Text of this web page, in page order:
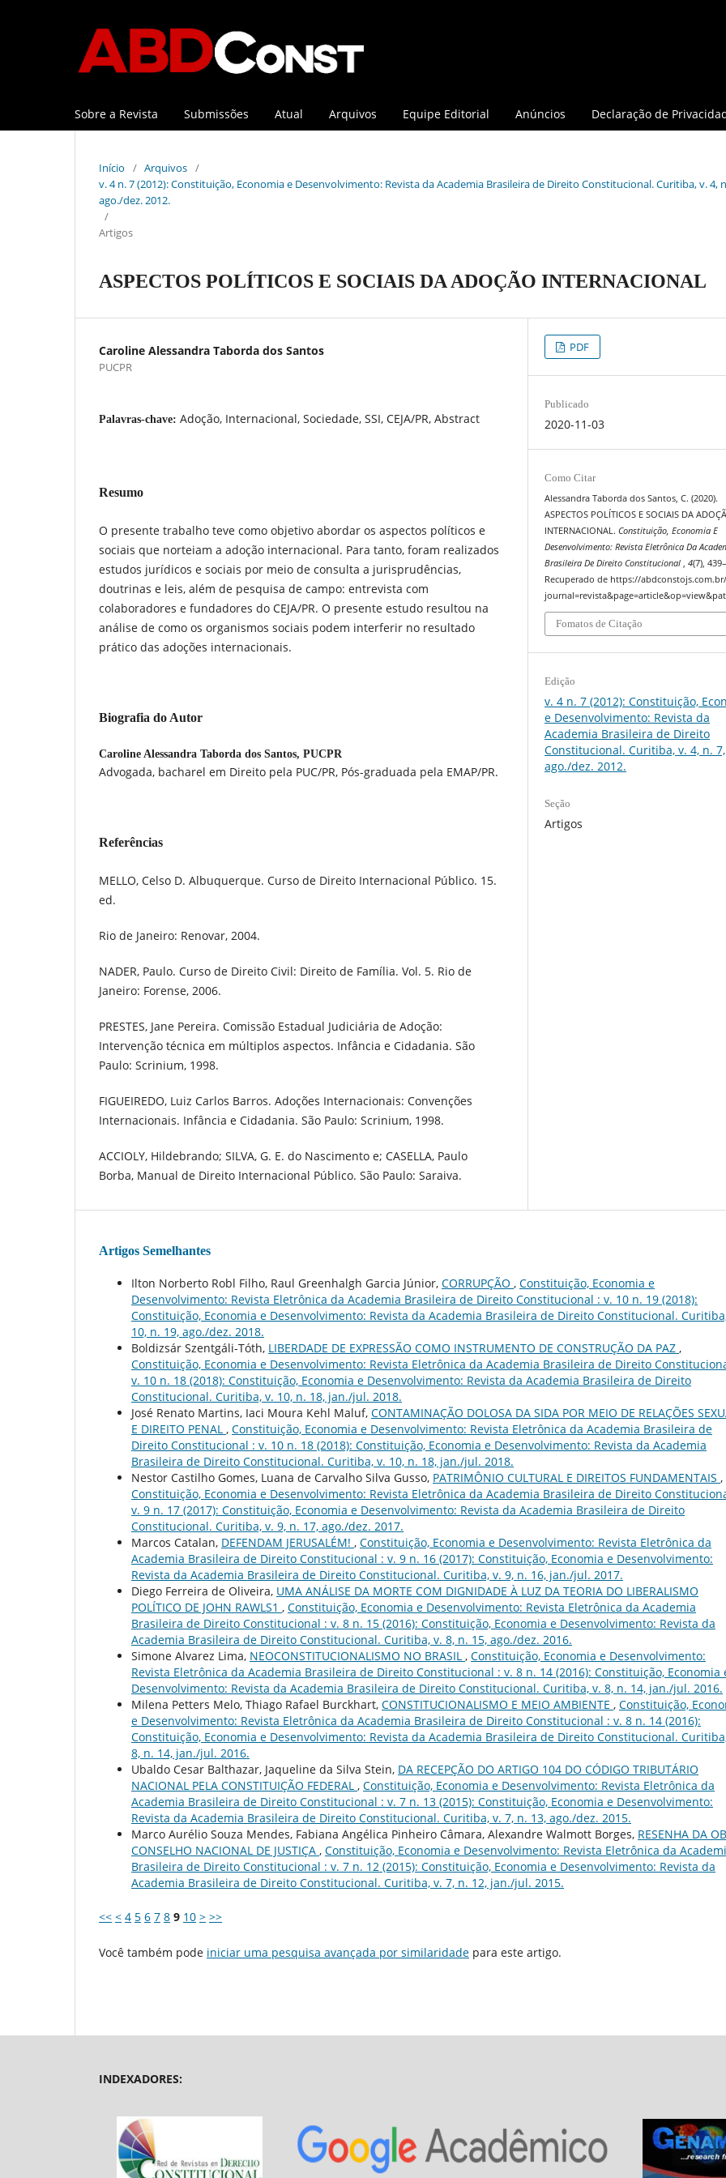
Sobre a Revista Submissões Atual Arquivos Equipe Editorial Anúncios Declaração de
Início / Arquivos /
v. 4 n. 7 (2012): Constituição, Economia e Desenvolvimento: Revista da Academia Brasileira de Direito Constitucional. Curitiba, v. 4,
ago./dez. 2012.
/
Artigos
ASPECTOS POLÍTICOS E SOCIAIS DA ADOÇÃO INTERNACIONAL
Caroline Alessandra Taborda dos Santos
PUCPR
Palavras-chave: Adoção, Internacional, Sociedade, SSI, CEJA/PR, Abstract
Resumo
O presente trabalho teve como objetivo abordar os aspectos políticos e
sociais que norteiam a adoção internacional. Para tanto, foram realizados
estudos jurídicos e sociais por meio de consulta a jurisprudências,
doutrinas e leis, além de pesquisa de campo: entrevista com
colaboradores e fundadores do CEJA/PR. O presente estudo resultou na
análise de como os organismos sociais podem interferir no resultado
prático das adoções internacionais.
Biografia do Autor
Caroline Alessandra Taborda dos Santos, PUCPR
Advogada, bacharel em Direito pela PUC/PR, Pós-graduada pela EMAP/PR.
Referências
MELLO, Celso D. Albuquerque. Curso de Direito Internacional Público. 15.
ed.
Rio de Janeiro: Renovar, 2004.
NADER, Paulo. Curso de Direito Civil: Direito de Família. Vol. 5. Rio de
Janeiro: Forense, 2006.
PRESTES, Jane Pereira. Comissão Estadual Judiciária de Adoção:
Intervenção técnica em múltiplos aspectos. Infância e Cidadania. São
Paulo: Scrinium, 1998.
FIGUEIREDO, Luiz Carlos Barros. Adoções Internacionais: Convenções
Internacionais. Infância e Cidadania. São Paulo: Scrinium, 1998.
ACCIOLY, Hildebrando; SILVA, G. E. do Nascimento e; CASELLA, Paulo
Borba, Manual de Direito Internacional Público. São Paulo: Saraiva.
PDF
Publicado
2020-11-03
Como Citar
Alessandra Taborda dos Santos, C. (2020).
ASPECTOS POLÍTICOS E SOCIAIS DA
INTERNACIONAL.Constituição, Economia E
Desenvolvimento: Revista Eletrônica Da
Brasileira De Direito Constitucional,4(7),
Recuperado de https://
Fomatos de Citação
Edição
v. 4 n. 7 (2012): Constituição,
e Desenvolvimento: Revista da
Academia Brasileira de Direito
Constitucional. Curitiba, v. 4, n. 7,
ago./dez. 2012.
Seção
Artigos
Artigos Semelhantes
Ilton Norberto Robl Filho, Raul Greenhalgh Garcia Júnior, CORRUPÇÃO , Constituição, Economia e
Desenvolvimento: Revista Eletrônica da Academia Brasileira de Direito Constitucional : v. 10 n. 19 (2018):
Constituição, Economia e Desenvolvimento: Revista da Academia Brasileira de Direito Constitucional.
10, n. 19, ago./dez. 2018.
Boldizsár Szentgáli-Tóth, LIBERDADE DE EXPRESSÃO COMO INSTRUMENTO DE CONSTRUÇÃO DA PAZ ,
Constituição, Economia e Desenvolvimento: Revista Eletrônica da Academia Brasileira de Direito
v. 10 n. 18 (2018): Constituição, Economia e Desenvolvimento: Revista da Academia Brasileira de Direito
Constitucional. Curitiba, v. 10, n. 18, jan./jul. 2018.
José Renato Martins, Iaci Moura Kehl Maluf, CONTAMINAÇÃO DOLOSA DA SIDA POR MEIO DE RELAÇÕES
E DIREITO PENAL , Constituição, Economia e Desenvolvimento: Revista Eletrônica da Academia Brasileira de
Direito Constitucional : v. 10 n. 18 (2018): Constituição, Economia e Desenvolvimento: Revista da Academia
Brasileira de Direito Constitucional. Curitiba, v. 10, n. 18, jan./jul. 2018.
Nestor Castilho Gomes, Luana de Carvalho Silva Gusso, PATRIMÔNIO CULTURAL E DIREITOS FUNDAMENTAIS ,
Constituição, Economia e Desenvolvimento: Revista Eletrônica da Academia Brasileira de Direito
v. 9 n. 17 (2017): Constituição, Economia e Desenvolvimento: Revista da Academia Brasileira de Direito
Constitucional. Curitiba, v. 9, n. 17, ago./dez. 2017.
Marcos Catalan, DEFENDAM JERUSALÉM! , Constituição, Economia e Desenvolvimento: Revista Eletrônica da
Academia Brasileira de Direito Constitucional : v. 9 n. 16 (2017): Constituição, Economia e Desenvolvimento:
Revista da Academia Brasileira de Direito Constitucional. Curitiba, v. 9, n. 16, jan./jul. 2017.
Diego Ferreira de Oliveira, UMA ANÁLISE DA MORTE COM DIGNIDADE À LUZ DA TEORIA DO LIBERALISMO
POLÍTICO DE JOHN RAWLS1 , Constituição, Economia e Desenvolvimento: Revista Eletrônica da Academia
Brasileira de Direito Constitucional : v. 8 n. 15 (2016): Constituição, Economia e Desenvolvimento: Revista da
Academia Brasileira de Direito Constitucional. Curitiba, v. 8, n. 15, ago./dez. 2016.
Simone Alvarez Lima, NEOCONSTITUCIONALISMO NO BRASIL , Constituição, Economia e Desenvolvimento:
Revista Eletrônica da Academia Brasileira de Direito Constitucional : v. 8 n. 14 (2016): Constituição, Economia
Desenvolvimento: Revista da Academia Brasileira de Direito Constitucional. Curitiba, v. 8, n. 14, jan./jul. 2016.
Milena Petters Melo, Thiago Rafael Burckhart, CONSTITUCIONALISMO E MEIO AMBIENTE , Constituição,
e Desenvolvimento: Revista Eletrônica da Academia Brasileira de Direito Constitucional : v. 8 n. 14 (2016):
Constituição, Economia e Desenvolvimento: Revista da Academia Brasileira de Direito Constitucional.
8, n. 14, jan./jul. 2016.
Ubaldo Cesar Balthazar, Jaqueline da Silva Stein, DA RECEPÇÃO DO ARTIGO 104 DO CÓDIGO TRIBUTÁRIO
NACIONAL PELA CONSTITUIÇÃO FEDERAL , Constituição, Economia e Desenvolvimento: Revista Eletrônica da
Academia Brasileira de Direito Constitucional : v. 7 n. 13 (2015): Constituição, Economia e Desenvolvimento:
Revista da Academia Brasileira de Direito Constitucional. Curitiba, v. 7, n. 13, ago./dez. 2015.
Marco Aurélio Souza Mendes, Fabiana Angélica Pinheiro Câmara, Alexandre Walmott Borges, RESENHA DA
CONSELHO NACIONAL DE JUSTIÇA , Constituição, Economia e Desenvolvimento: Revista Eletrônica da
Brasileira de Direito Constitucional : v. 7 n. 12 (2015): Constituição, Economia e Desenvolvimento: Revista da
Academia Brasileira de Direito Constitucional. Curitiba, v. 7, n. 12, jan./jul. 2015.
<< < 4 5 6 7 8 9 10 > >>
Você também pode iniciar uma pesquisa avançada por similaridade para este artigo.
INDEXADORES: